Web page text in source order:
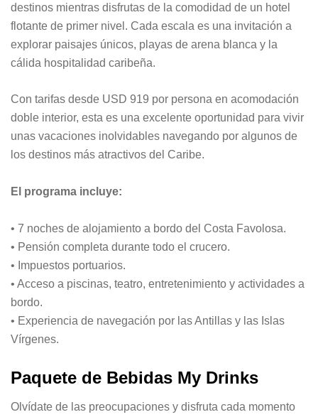
destinos mientras disfrutas de la comodidad de un hotel
flotante de primer nivel. Cada escala es una invitación a
explorar paisajes únicos, playas de arena blanca y la
cálida hospitalidad caribeña.
Con tarifas desde USD 919 por persona en acomodación
doble interior, esta es una excelente oportunidad para vivir
unas vacaciones inolvidables navegando por algunos de
los destinos más atractivos del Caribe.
El programa incluye:
• 7 noches de alojamiento a bordo del Costa Favolosa.
• Pensión completa durante todo el crucero.
• Impuestos portuarios.
• Acceso a piscinas, teatro, entretenimiento y actividades a
bordo.
• Experiencia de navegación por las Antillas y las Islas
Vírgenes.
Paquete de Bebidas My Drinks
Olvídate de las preocupaciones y disfruta cada momento